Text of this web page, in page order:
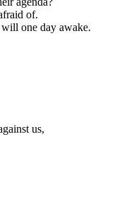
of.
one day awake.
us,